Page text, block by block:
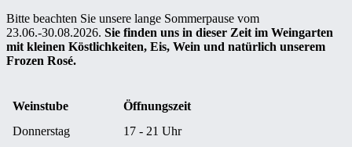
Bitte beachten Sie unsere lange Sommerpause vom
23.06.-30.08.2026. Sie finden uns in dieser Zeit im Weingarten
mit kleinen Köstlichkeiten, Eis, Wein und natürlich unserem
Frozen Rosé.
Weinstube
Öffnungszeit
Donnerstag
17 - 21 Uhr